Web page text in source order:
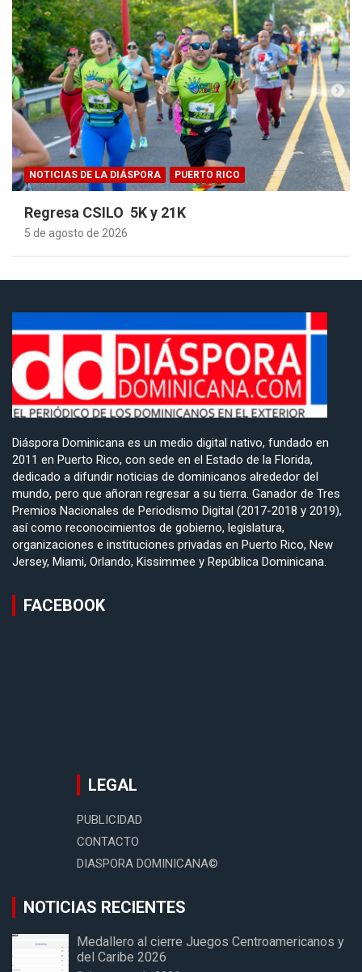
NOTICIAS DE LA DIÁSPORA PUERTO RICO
Regresa CSILO 5K y 21K
5 de agosto de 2026
Diáspora Dominicana es un medio digital nativo, fundado en
2011 en Puerto Rico, con sede en el Estado de la Florida,
dedicado a difundir noticias de dominicanos alrededor del
mundo, pero que añoran regresar a su tierra. Ganador de Tres
Premios Nacionales de Periodismo Digital (2017-2018 y 2019),
así como reconocimientos de gobierno, legislatura,
organizaciones e instituciones privadas en Puerto Rico, New
Jersey, Miami, Orlando, Kissimmee y República Dominicana.
FACEBOOK
LEGAL
PUBLICIDAD
CONTACTO
DIASPORA DOMINICANA©
NOTICIAS RECIENTES
Medallero al cierre Juegos Centroamericanos y
del Caribe 2026